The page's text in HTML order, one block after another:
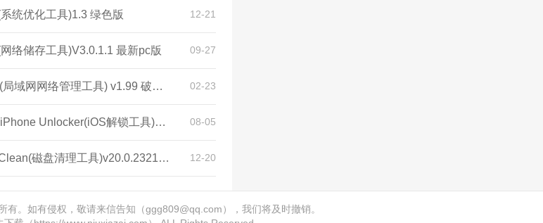
统优化工具)1.3 绿色版 12-21
络储存工具)V3.0.1.1 最新pc版 09-27
lanhelper(局域网网络管理工具) v1.99 破解版 02-23
PassFab iPhone Unlocker(iOS解锁工具)v3.0破解版 08-05
R-Wipe&Clean(磁盘清理工具)v20.0.2321绿色版 12-20
。如有侵权，敬请来信告知（ggg809@qq.com），我们将及时撤销。